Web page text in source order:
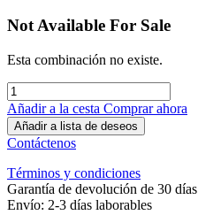
Not Available For Sale
Esta combinación no existe.
Añadir a la cesta Comprar ahora
Añadir a lista de deseos
Contáctenos
Términos y condiciones
Garantía de devolución de 30 días
Envío: 2-3 días laborables